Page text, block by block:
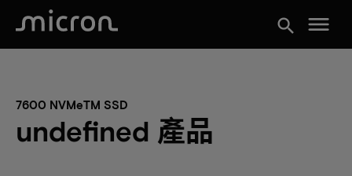
search menu
7600 NVMeTM SSD
undefined 產品